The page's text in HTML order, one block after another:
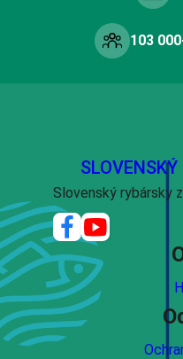
103
Slovenský rybársky